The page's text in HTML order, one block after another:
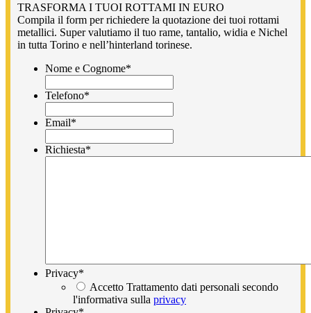
TRASFORMA I TUOI ROTTAMI IN EURO
Compila il form per richiedere la quotazione dei tuoi rottami
metallici. Super valutiamo il tuo rame, tantalio, widia e Nichel
in tutta Torino e nell’hinterland torinese.
Nome e Cognome*
Telefono*
Email*
Richiesta*
Privacy*
Accetto Trattamento dati personali secondo
l'informativa sulla privacy